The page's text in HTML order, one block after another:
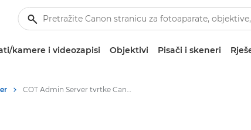
kamere i videozapisi Objektivi Pisači i skeneri
COT Admin Server tvrtke Canon